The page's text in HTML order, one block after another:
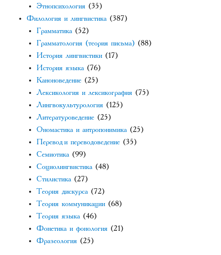
Этнопсихология (35)
Филология и лингвистика (387)
Грамматика (52)
Грамматология (теория письма) (88)
История лингвистики (17)
История языка (76)
Каноноведение (25)
Лексикология и лексикография (75)
Лингвокультурология (125)
Литературоведение (25)
Ономастика и антропонимика (25)
Перевод и переводоведение (35)
Семиотика (99)
Социолингвистика (48)
Стилистика (27)
Теория дискурса (72)
Теория коммуникации (68)
Теория языка (46)
Фонетика и фонология (21)
Фразеология (25)